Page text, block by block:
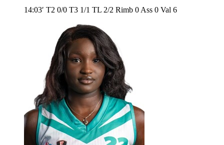
14:03′ T2 0/0 T3 1/1 TL 2/2 Rimb 0 Ass 0 Val 6